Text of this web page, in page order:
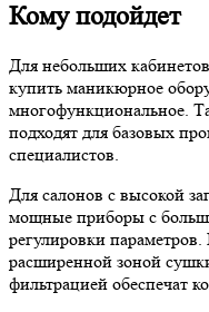
Кому подойдет
Для небольших
купить маникюрное
многофункциональное.
подходят для базовых
специалистов.
Для салонов с высокой
мощные приборы с
регулировки
расширенной зоной
фильтрацией обеспечат